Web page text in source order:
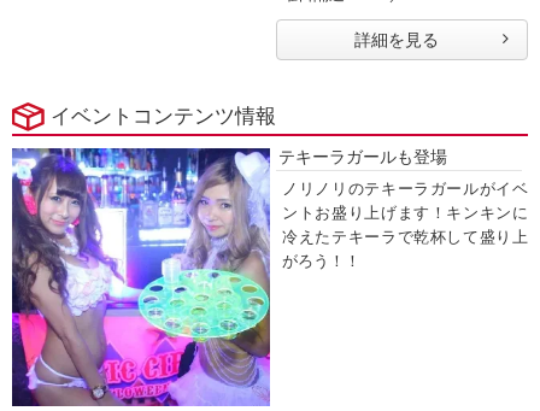
詳細を見る
イベントコンテンツ情報
テキーラガールも登場
ノリノリのテキーラガールがイベ
ントお盛り上げます！キンキンに
冷えたテキーラで乾杯して盛り上
がろう！！